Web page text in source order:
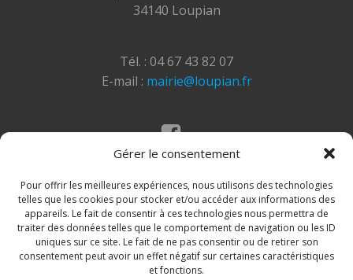
Gérer le consentement
Pour offrir les meilleures expériences, nous utilisons des technologies
telles que les cookies pour stocker et/ou accéder aux informations des
appareils. Le fait de consentir à ces technologies nous permettra de
traiter des données telles que le comportement de navigation ou les ID
uniques sur ce site. Le fait de ne pas consentir ou de retirer son
consentement peut avoir un effet négatif sur certaines caractéristiques
et fonctions.
34140 Loupian
Tél. : 04 67 43 82 07
E-mail : mairie@loupian.fr